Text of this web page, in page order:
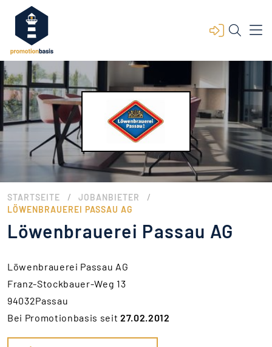
STARTSEITE / JOBANBIETER /
LÖWENBRAUEREI PASSAU AG
Löwenbrauerei Passau AG
Löwenbrauerei Passau AG
Franz-Stockbauer-Weg 13
94032Passau
Bei Promotionbasis seit27.02.2012